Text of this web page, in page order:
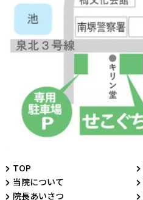
TOP
当院について
院長あいさつ